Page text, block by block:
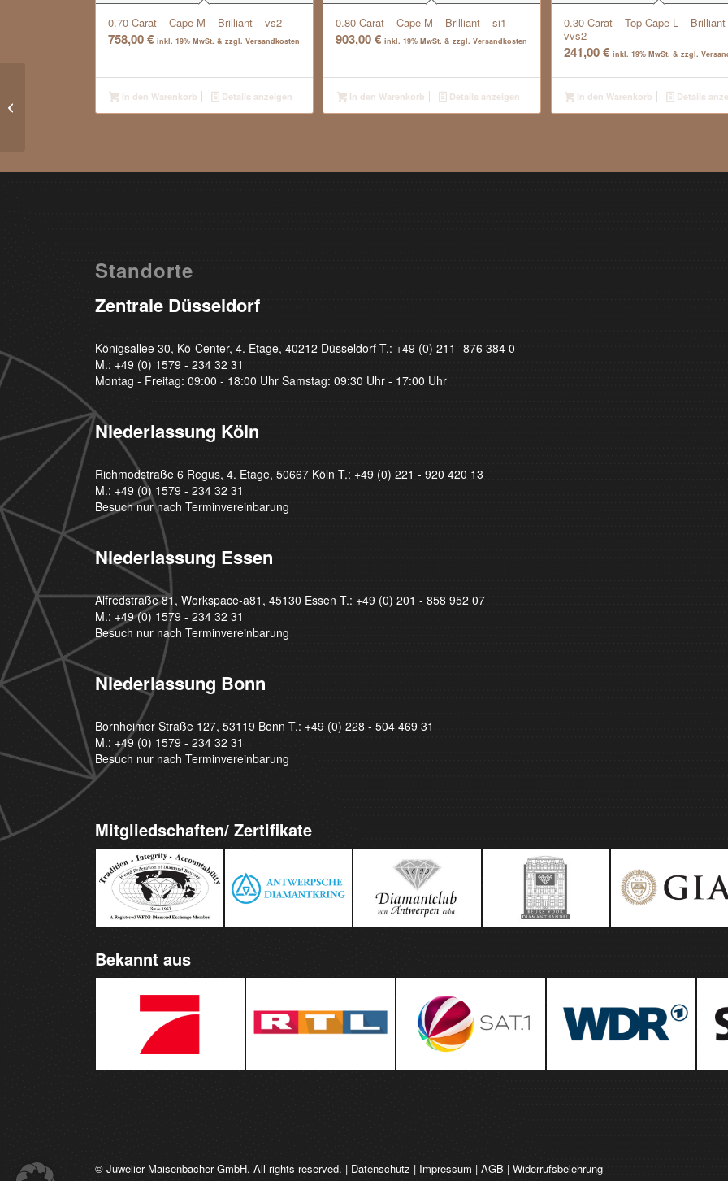
0.70 Carat – Cape M – Brilliant – vs2
758,00€ inkl. 19% MwSt. & zzgl. Versandkosten
In den Warenkorb Details anzeigen
0.80 Carat – Cape M – Brilliant – si1
903,00€ inkl. 19% MwSt. & zzgl. Versandkosten
In den Warenkorb Details anzeigen
0.30 Carat – Top Cape L – Brilliant
vvs2
241,00€ inkl. 19% MwSt. & zzgl.
In den Warenkorb Details
Standorte
Zentrale Düsseldorf
Königsallee 30, Kö-Center, 4. Etage, 40212 Düsseldorf T.: +49 (0) 211- 876 384 0
M.: +49 (0) 1579 - 234 32 31
Montag - Freitag: 09:00 - 18:00 Uhr Samstag: 09:30 Uhr - 17:00 Uhr
Niederlassung Köln
Richmodstraße 6 Regus, 4. Etage, 50667 Köln T.: +49 (0) 221 - 920 420 13
M.: +49 (0) 1579 - 234 32 31
Besuch nur nach Terminvereinbarung
Niederlassung Essen
Alfredstraße 81, Workspace-a81, 45130 Essen T.: +49 (0) 201 - 858 952 07
M.: +49 (0) 1579 - 234 32 31
Besuch nur nach Terminvereinbarung
Niederlassung Bonn
Bornheimer Straße 127, 53119 Bonn T.: +49 (0) 228 - 504 469 31
M.: +49 (0) 1579 - 234 32 31
Besuch nur nach Terminvereinbarung
Mitgliedschaften/ Zertifikate
Bekannt aus
© Juwelier Maisenbacher GmbH. All rights reserved. | Datenschutz | Impressum |AGB |Widerrufsbelehrung
1.14 Carat – S-T Light Yellow –